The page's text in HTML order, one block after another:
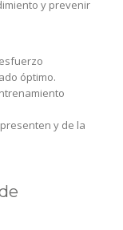
y prevenir
óptimo.
y de la